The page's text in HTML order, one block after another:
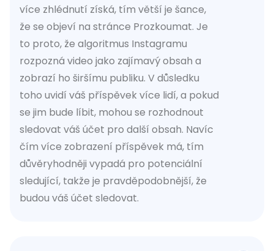
více zhlédnutí získá, tím větší je šance,
že se objeví na stránce Prozkoumat. Je
to proto, že algoritmus Instagramu
rozpozná video jako zajímavý obsah a
zobrazí ho širšímu publiku. V důsledku
toho uvidí váš příspěvek více lidí, a pokud
se jim bude líbit, mohou se rozhodnout
sledovat váš účet pro další obsah. Navíc
čím více zobrazení příspěvek má, tím
důvěryhodněji vypadá pro potenciální
sledující, takže je pravděpodobnější, že
budou váš účet sledovat.